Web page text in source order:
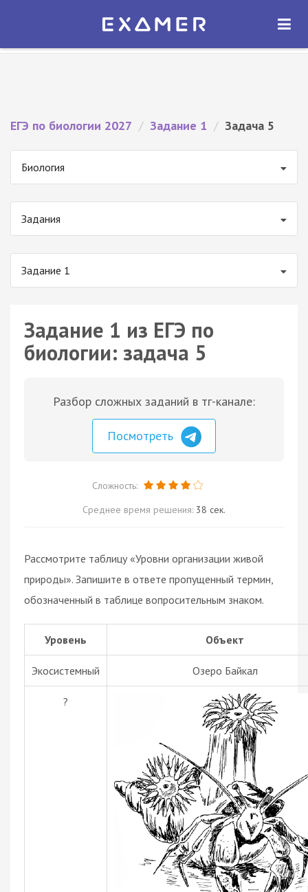
Экзамер — ЕГЭ 2027
ОТКРЫТЬ
ЕГЭ по биологии 2027 / Задание 1 / Задача 5
Биология
Задания
Задание 1
Задание 1 из ЕГЭ по
биологии: задача 5
Разбор сложных заданий в тг-канале:
Посмотреть
Сложность:
Среднее время решения: 38 сек.
Рассмотрите таблицу «Уровни организации живой
природы». Запишите в ответе пропущенный термин,
обозначенный в таблице вопросительным знаком.
Уровень Объект
Экосистемн ый Озеро Байкал
?